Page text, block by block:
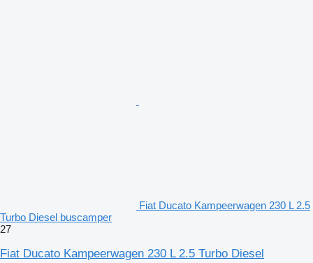
Fiat Ducato Kampeerwagen 230 L 2.5
Turbo Diesel buscamper
27
Fiat Ducato Kampeerwagen 230 L 2.5 Turbo Diesel